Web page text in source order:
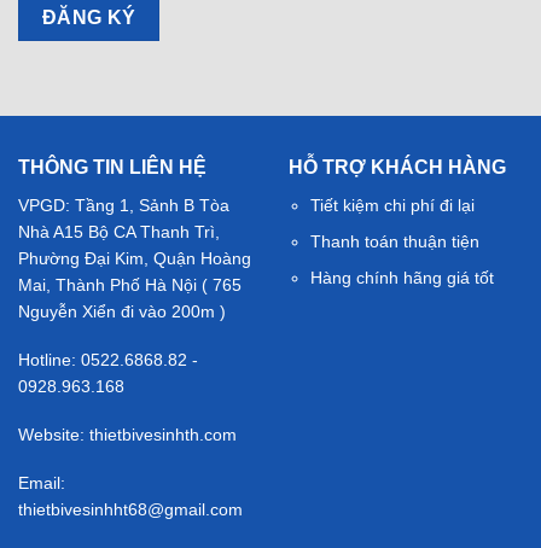
THÔNG TIN LIÊN HỆ
VPGD: Tầng 1, Sảnh B Tòa
Nhà A15 Bộ CA Thanh Trì,
Phường Đại Kim, Quận Hoàng
Mai, Thành Phố Hà Nội ( 765
Nguyễn Xiển đi vào 200m )
Hotline: 0522.6868.82 -
0928.963.168
Website: thietbivesinhth.com
Email:
thietbivesinhht68@gmail.com
HỖ TRỢ KHÁCH HÀNG
Tiết kiệm chi phí đi lại
Thanh toán thuận tiện
Hàng chính hãng giá tốt